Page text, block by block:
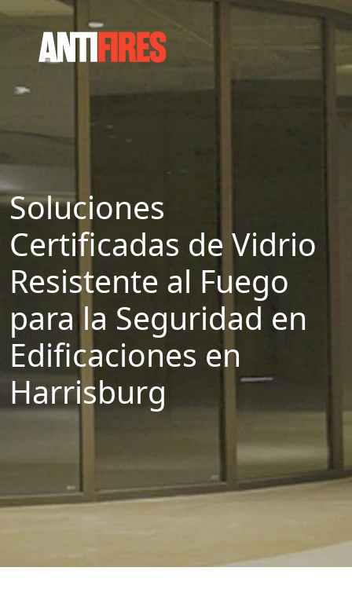
Soluciones
Certificadas de Vidrio
Resistente al Fuego
para la Seguridad en
Edificaciones en
Harrisburg